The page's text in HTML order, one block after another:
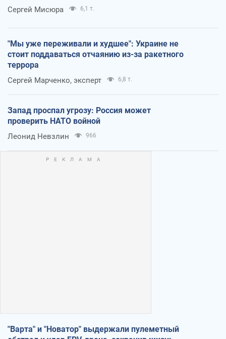
Сергей Мисюра 6,1 т.
"Мы уже переживали и худшее": Украине не
стоит поддаваться отчаянию из-за ракетного
террора
Сергей Марченко, эксперт 6,8 т.
Запад проспал угрозу: Россия может
проверить НАТО войной
Леонид Невзлин 966
"Варта" и "Новатор" выдержали пулеметный